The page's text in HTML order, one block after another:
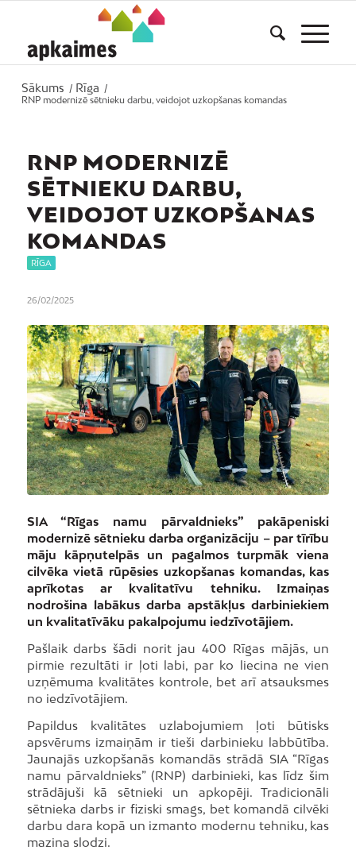
Sākums / Rīga
/
RNP modernizē sētnieku darbu, veidojot uzkopšanas komandas
RNP MODERNIZĒ
SĒTNIEKU DARBU,
VEIDOJOT UZKOPŠANAS
KOMANDAS
RĪGA
26/02/2025
SIA “Rīgas namu pārvaldnieks” pakāpeniski
modernizē sētnieku darba organizāciju – par tīrību
māju kāpņutelpās un pagalmos turpmāk viena
cilvēka vietā rūpēsies uzkopšanas komandas, kas
aprīkotas ar kvalitatīvu tehniku. Izmaiņas
nodrošina labākus darba apstākļus darbiniekiem
un kvalitatīvāku pakalpojumu iedzīvotājiem.
Pašlaik darbs šādi norit jau 400 Rīgas mājās, un
pirmie rezultāti ir ļoti labi, par ko liecina ne vien
uzņēmuma kvalitātes kontrole, bet arī atsauksmes
no iedzīvotājiem.
Papildus kvalitātes uzlabojumiem ļoti būtisks
apsvērums izmaiņām ir tieši darbinieku labbūtība.
Jaunajās uzkopšanās komandās strādā SIA “Rīgas
namu pārvaldnieks” (RNP) darbinieki, kas līdz šim
strādājuši kā sētnieki un apkopēji. Tradicionāli
sētnieka darbs ir fiziski smags, bet komandā cilvēki
darbu dara kopā un izmanto modernu tehniku, kas
mazina slodzi.